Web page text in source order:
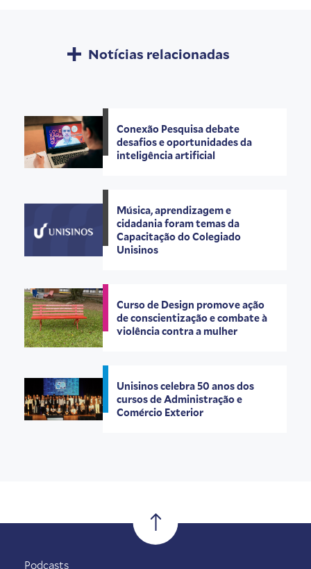
Notícias relacionadas
Conexão Pesquisa debate
desafios e oportunidades da
inteligência artificial
Música, aprendizagem e
cidadania foram temas da
Capacitação do Colegiado
Unisinos
Curso de Design promove ação
de conscientização e combate à
violência contra a mulher
Unisinos celebra 50 anos dos
cursos de Administração e
Comércio Exterior
Podcasts